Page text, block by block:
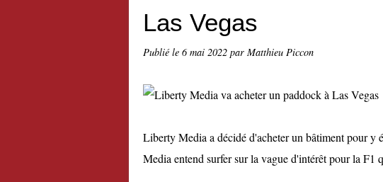
Las Vegas
Publié le 6 mai 2022 par Matthieu Piccon
Liberty Media a décidé d'acheter un bâtiment pour y
Media entend surfer sur la vague d'intérêt pour la F1